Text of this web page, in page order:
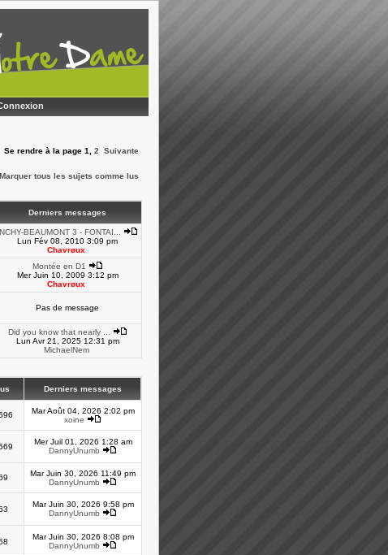
Se rendre à la page 1 2 Suivante
Marquer tous les sujets comme lus
Derniers messages
BEAUMONT 3 - FONTAI...
Lun Fév 08, 2010 3:09 pm
Chavrøux
Montée en D1
Mer Juin 10, 2009 3:12 pm
Chavrøux
Pas de message
Did you know that nearly ...
Lun Avr 21, 2025 12:31 pm
MichaelNem
Derniers messages
Mar Août 04, 2026 2:02 pm
xoine
Mer Juil 01, 2026 1:28 am
DannyUnumb
Mar Juin 30, 2026 11:49 pm
DannyUnumb
Mar Juin 30, 2026 9:58 pm
DannyUnumb
Mar Juin 30, 2026 8:08 pm
DannyUnumb